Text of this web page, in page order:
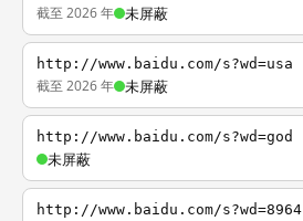
截至 2026 年 未屏蔽
http://www.baidu.com/s?wd=usa
截至 2026 年 未屏蔽
http://www.baidu.com/s?wd=god
未屏蔽
http://www.baidu.com/s?wd=8964